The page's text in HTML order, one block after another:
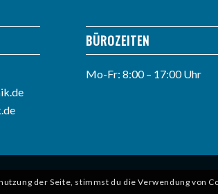
BÜROZEITEN
Mo-Fr: 8:00 – 17:00 Uhr
der Seite, stimmst du die Verwendung von